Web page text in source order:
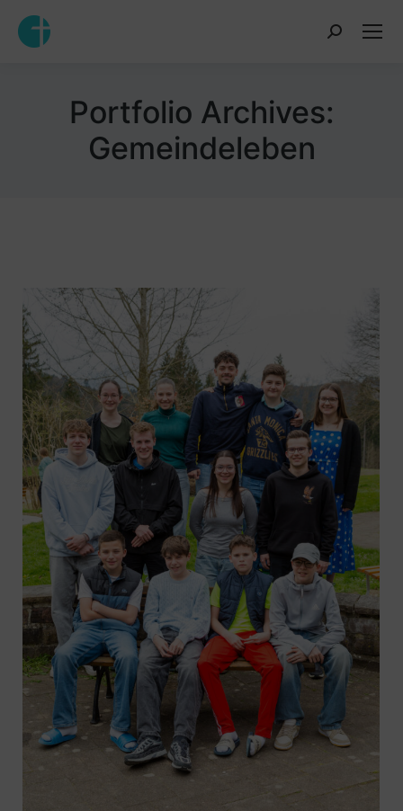
springen
Portfolio Archives:
Gemeindeleben